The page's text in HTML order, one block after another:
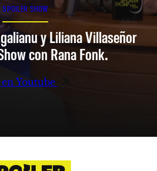
SPOILER SHOW
y Liliana Villaseñor
con Rana Fonk.
Youtube